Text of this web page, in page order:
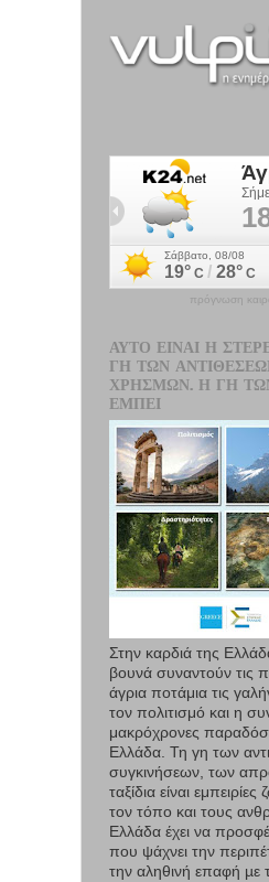
πρόγνωση
ΑΥΤΌ ΕΊΝΑΙ Η
ΓΗ ΤΩΝ
ΧΡΗΣΜΏΝ. Η ΓΗ
ΕΜΠΕΙ
Στην καρδιά της
βουνά συναντούν τις
άγρια ποτάμια τις
τον πολιτισμό και η
μακρόχρονες
Ελλάδα. Τη γη των
συγκινήσεων, των
ταξίδια είναι
τον τόπο και τους
Ελλάδα έχει να
που ψάχνει την
την αληθινή επαφή µε